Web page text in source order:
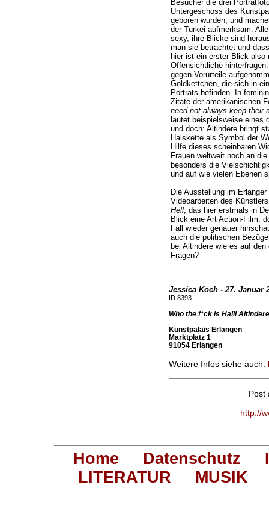
Besucher die drei
Untergeschoss des
geboren wurden; und
der Türkei aufmerksam.
sexy, ihre Blicke sind
man sie betrachtet und
hier ist ein erster Blick also
Offensichtliche
gegen Vorurteile
Goldkettchen, die sich in
Porträts befinden. In
Zitate der amerikanischen
need not always keep their
lautet beispielsweise eines
und doch: Altindere bringt
Halskette als Symbol der
Hilfe dieses scheinbaren
Frauen weltweit noch an
besonders die
und auf wie vielen Ebenen
Die Ausstellung im
Videoarbeiten des
Hell, das hier erstmals in
Blick eine Art Action-Film,
Fall wieder genauer
auch die politischen
bei Altindere wie es auf
Fragen?
Jessica Koch - 27. Januar
ID 8393
Who the f*ck is Halil
Kunstpalais Erlangen
Marktplatz 1
91054 Erlangen
Weitere Infos siehe auch:
Post
http://
Home Datenschutz
LITERATUR
MUSIK